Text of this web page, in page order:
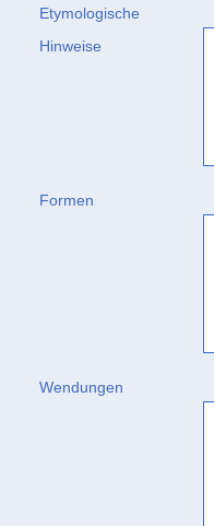
Etymologische
Hinweise
Formen
Wendungen